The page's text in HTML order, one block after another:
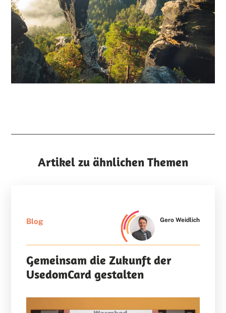
Artikel zu ähnlichen Themen
Blog Gero Weidlich
Gemeinsam die Zukunft der
UsedomCard gestalten